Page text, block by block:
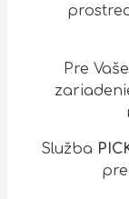
Pre
Služba
pre